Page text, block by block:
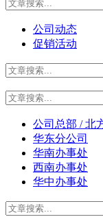
公司动态
促销活动
公司总部 / 北
华东分公司
华南办事处
西南办事处
华中办事处